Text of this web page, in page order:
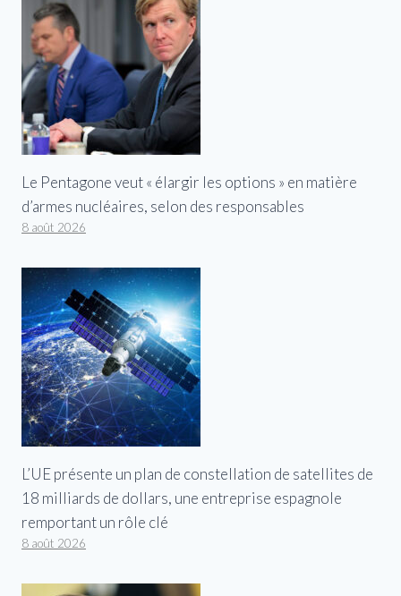
Le Pentagone veut « élargir les options » en matière
d’armes nucléaires, selon des responsables
8 août 2026
L’UE présente un plan de constellation de satellites de
18 milliards de dollars, une entreprise espagnole
remportant un rôle clé
8 août 2026